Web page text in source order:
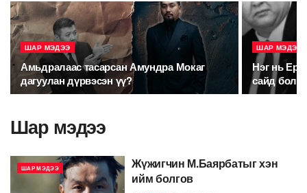
ШАР МЭДЭЭ
Амьдралаас тасарсан Амундра Мокаг
дагуулан дүрвэсэн үү?
ШАР МЭДЭЭ
Нэг нь
сайд
Шар мэдээ
ШАР МЭДЭЭ
Жүжигчин М.Баярбатыг хэн
ийм болгов